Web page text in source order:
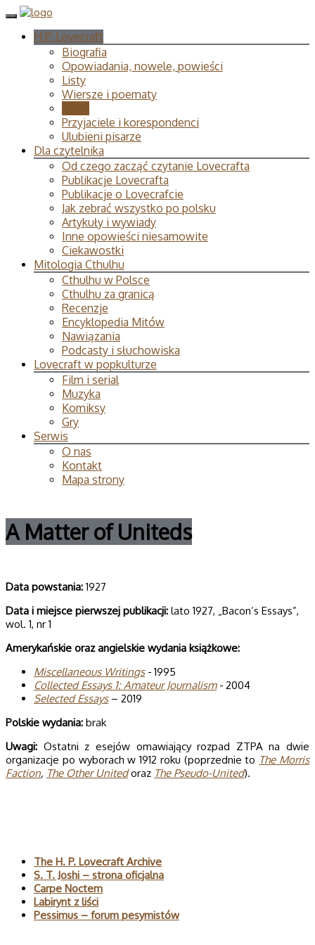
H.P. Lovecraft
Biografia
Opowiadania, nowele, powieści
Listy
Wiersze i poematy
Przyjaciele i korespondenci
Ulubieni pisarze
Dla czytelnika
Od czego zacząć czytanie Lovecrafta
Publikacje Lovecrafta
Publikacje o Lovecrafcie
Jak zebrać wszystko po polsku
Artykuły i wywiady
Inne opowieści niesamowite
Ciekawostki
Mitologia Cthulhu
Cthulhu w Polsce
Cthulhu za granicą
Recenzje
Encyklopedia Mitów
Nawiązania
Podcasty i słuchowiska
Lovecraft w popkulturze
Film i serial
Muzyka
Komiksy
Gry
Serwis
O nas
Kontakt
Mapa strony
A Matter of Uniteds
Data powsta­nia: 1927
Data i miej­sce pierw­szej publi­ka­cji: lato 1927, „Bacon’s Essays”,
wol. 1, nr 1
Ame­ry­kań­skie oraz angiel­skie wyda­nia książkowe:
Miscel­la­ne­ous Wri­tings- 1995
Col­lec­ted Essays 1: Ama­teur Jour­na­lism - 2004
Selected Essays– 2019
Pol­skie wydania: brak
Uwagi: Ostatni z esejów omawiający rozpad ZTPA na dwie
organizacje po wyborach w 1912 roku (poprzednie to The Morris
Faction, The Other Unitedoraz The Pseudo-United).
The H. P. Lovecraft Archive
S. T. Joshi – strona oficjalna
Carpe Noctem
Labirynt z liści
Pessimus – forum pesymistów